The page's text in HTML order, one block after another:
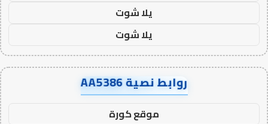
يلا شوت
يلا شوت
روابط نصية AA5386
موقع كورة